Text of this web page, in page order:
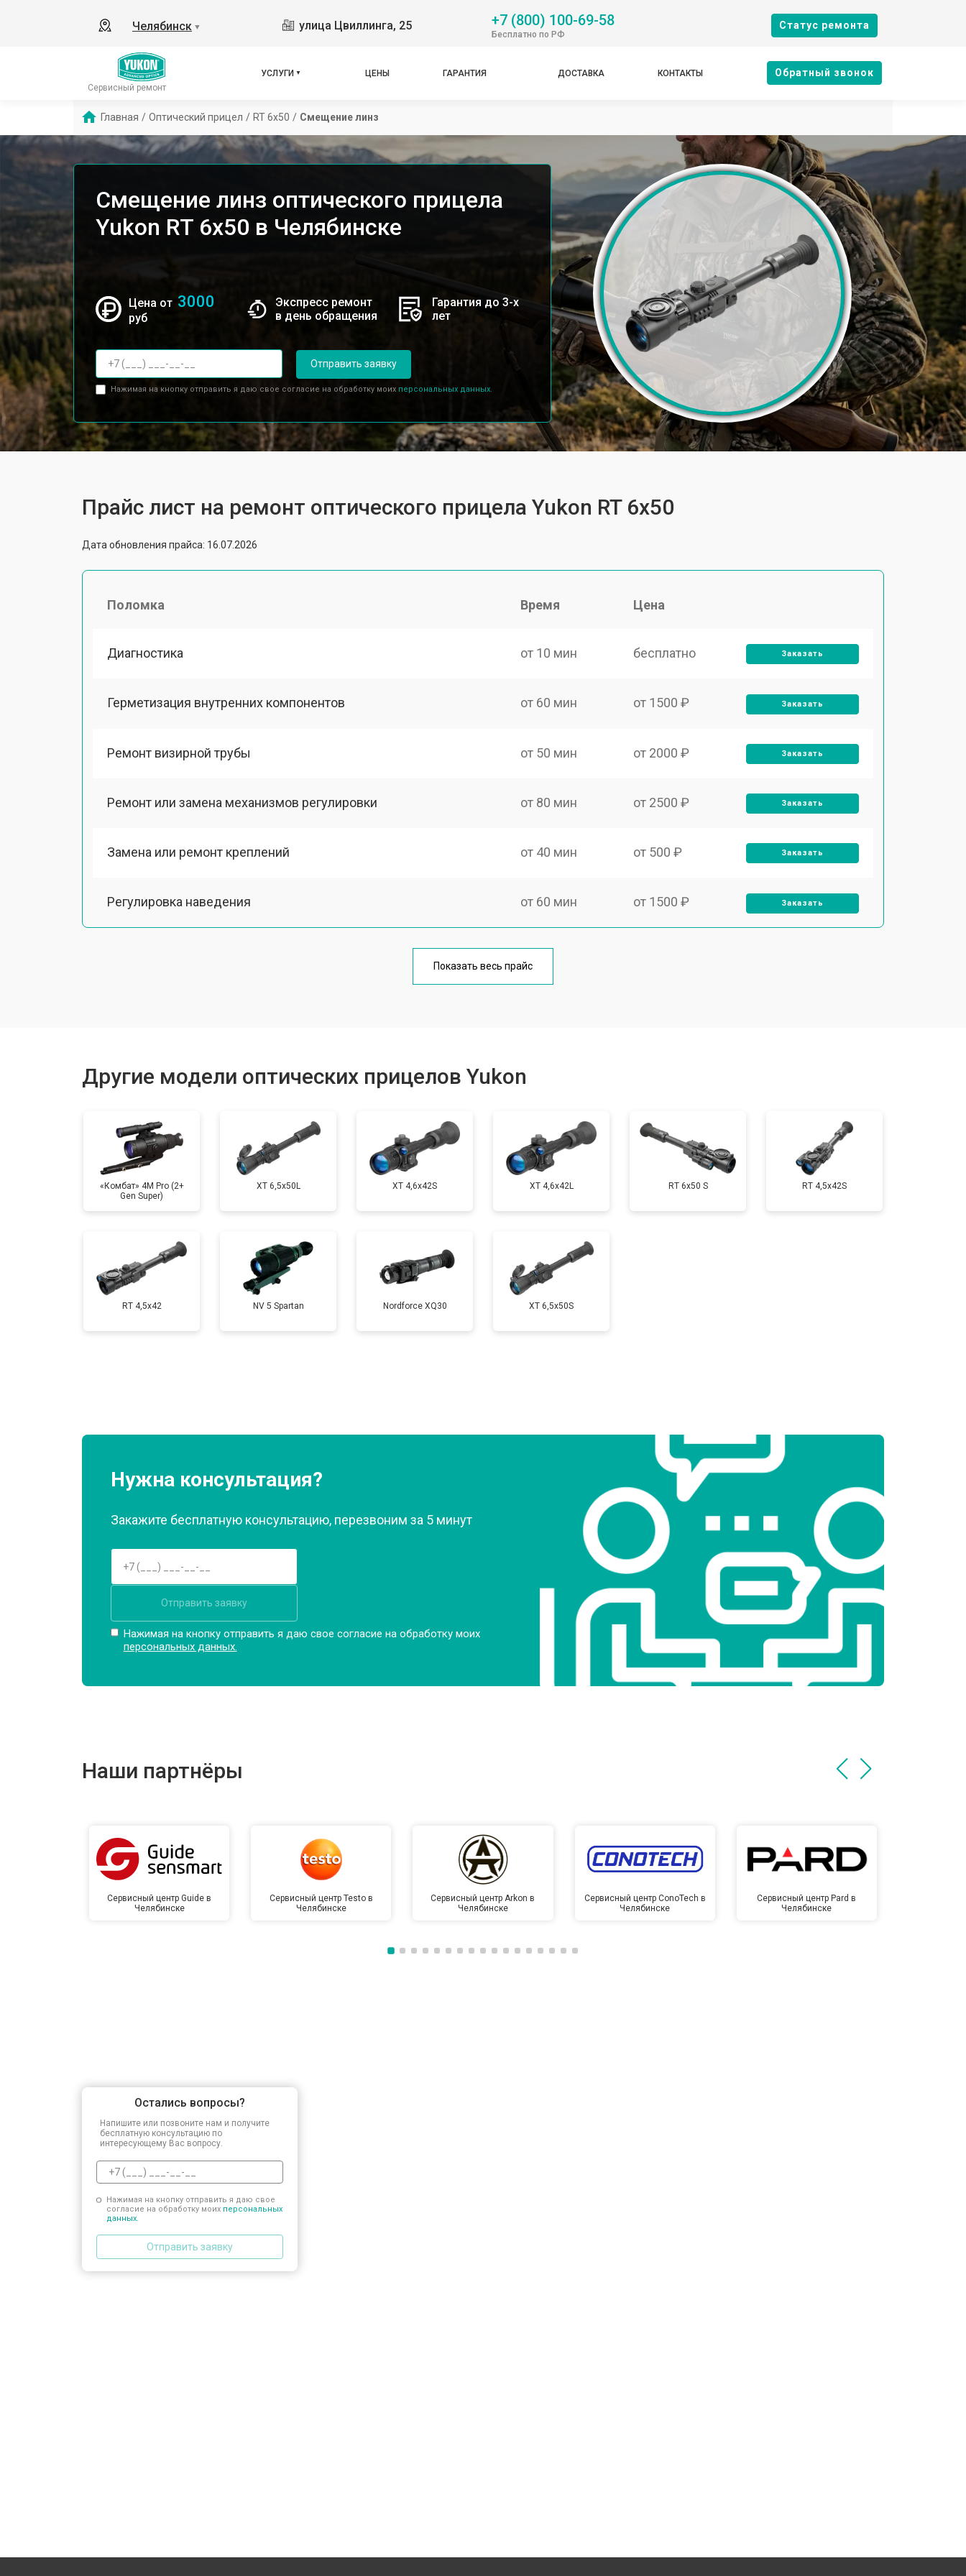
Челябинск ▼ улица Цвиллинга, 25 +7 (800) 100-69-58
Бесплатно по РФ
Cтатус ремонта
Сервисный ремонт
УСЛУГИ ЦЕНЫ ГАРАНТИЯ ДОСТАВКА КОНТАКТЫ Oбратный звонок
Главная / Оптический прицел / RT 6x50 / Смещение линз
Смещение линз оптического прицела
Yukon RT 6x50 в Челябинске
Цена от 3000
руб
Экспресс ремонт
в день обращения
Гарантия до 3-х
лет
Отправить заявку
Нажимая на кнопку отправить я даю свое согласие на обработку моих персональных данных.
Прайс лист на ремонт оптического прицела Yukon RT 6x50
Дата обновления прайса: 16.07.2026
Поломка Время Цена
Диагностика от 10 мин бесплатно Заказать
Герметизация внутренних компонентов от 60 мин от 1500 ₽ Заказать
Ремонт визирной трубы от 50 мин от 2000 ₽ Заказать
Ремонт или замена механизмов регулировки от 80 мин от 2500 ₽ Заказать
Замена или ремонт креплений от 40 мин от 500 ₽ Заказать
Регулировка наведения от 60 мин от 1500 ₽ Заказать
от 40 мин
Показать весь прайс
Другие модели оптических прицелов Yukon
«Комбат» 4M Pro (2+
Gen Super)
XT 6,5x50L XT 4,6x42S XT 4,6x42L RT 6x50 S RT 4,5х42S
RT 4,5х42 NV 5 Spartan Nordforce XQ30 XT 6,5x50S
Нужна консультация?
Закажите бесплатную консультацию, перезвоним за 5 минут
Отправить заявку
Нажимая на кнопку отправить я даю свое согласие на обработку моих
персональных данных.
Наши партнёры
Сервисный центр Guide в
Челябинске
Сервисный центр Testo в
Челябинске
Сервисный центр Arkon в
Челябинске
Сервисный центр ConoTech в
Челябинске
Сервисный центр Pard в
Челябинске
Остались вопросы?
Напишите или позвоните нам и получите
бесплатную консультацию по
интересующему Вас вопросу.
Нажимая на кнопку отправить я даю свое
согласие на обработку моих персональных
данных.
Отправить заявку